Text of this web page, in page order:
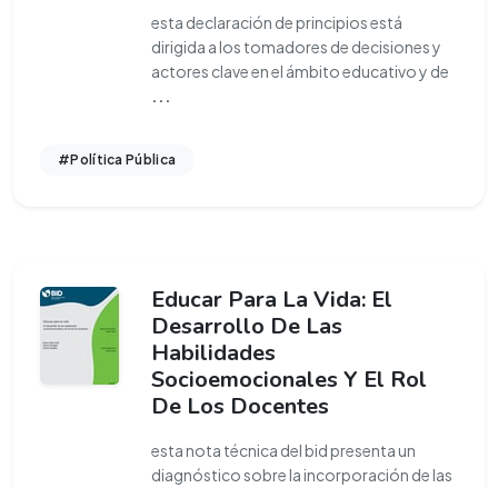
esta declaración de principios está
dirigida a los tomadores de decisiones y
actores clave en el ámbito educativo y de
...
#Política Pública
Educar Para La Vida: El
Desarrollo De Las
Habilidades
Socioemocionales Y El Rol
De Los Docentes
esta nota técnica del bid presenta un
diagnóstico sobre la incorporación de las